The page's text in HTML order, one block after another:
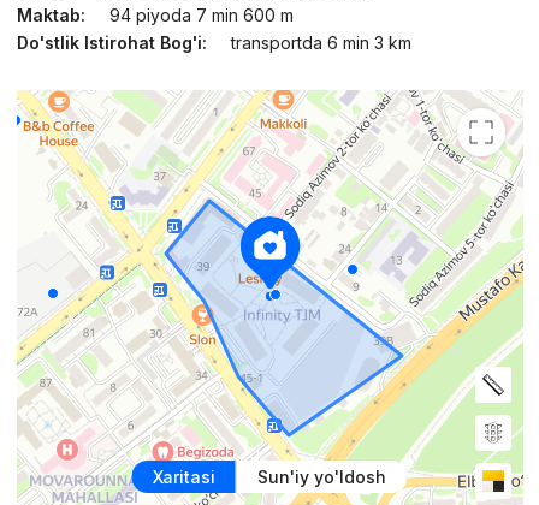
Maktab:
94 piyoda 7 min 600 m
Do'stlik Istirohat Bog'i:
transportda 6 min 3 km
Xaritasi Sun'iy yo'ldosh